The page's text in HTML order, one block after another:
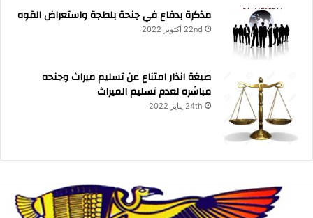
مذكرة بدفاع في جنحة بلطجة واستعراض القوه
22nd أكتوبر 2022
صيغة انذار امتناع عن تسليم ميراث وجنحه
مباشره لعدم تسليم الميراث
24th يناير 2022